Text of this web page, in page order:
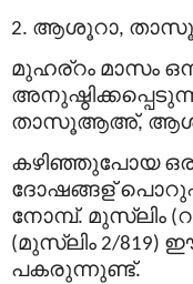
2. ആശൂറാ,
മുഹര്റം മാസം
താസൂആഅ്,
കഴിഞ്ഞുപോയ
ദോഷങ്ങള്
നോമ്പ്. മുസ്ലിം (റ
(മുസ്ലിം 2/819)
പകരുന്നുണ്ട്.